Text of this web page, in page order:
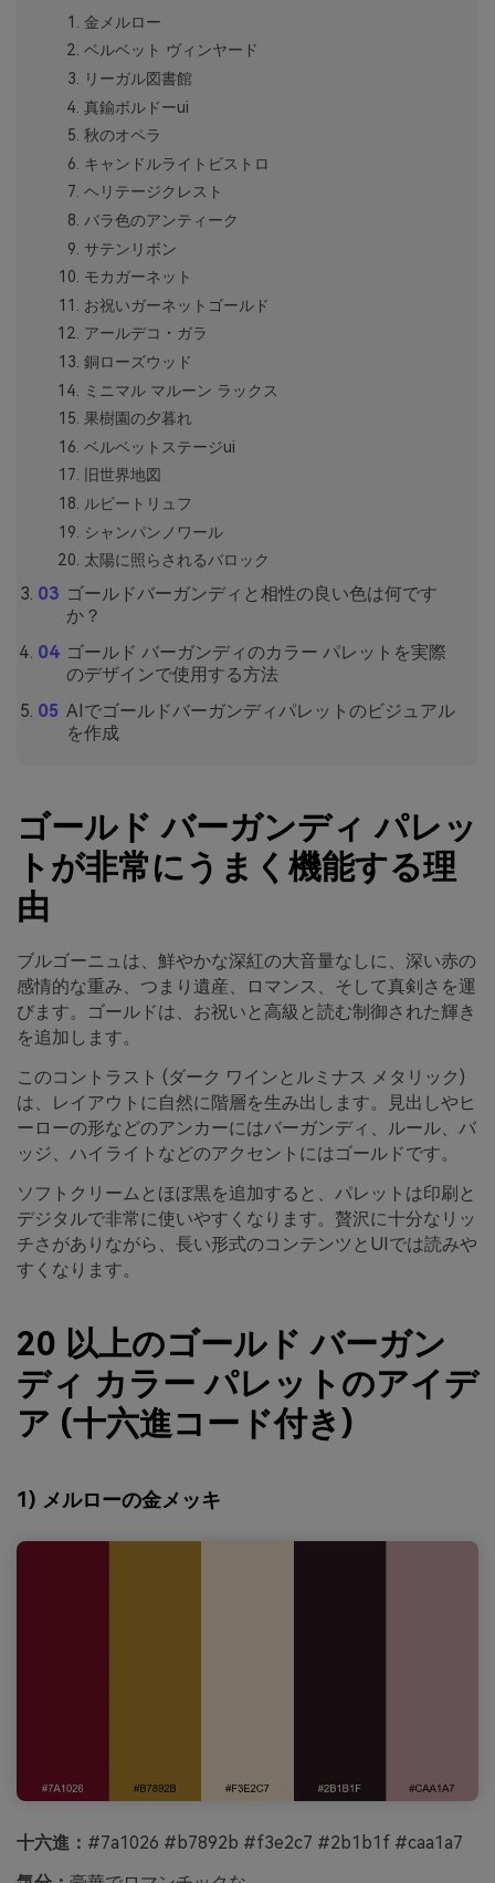
金メルロー
ベルベット ヴィンヤード
リーガル図書館
真鍮ボルドーui
秋のオペラ
キャンドルライトビストロ
ヘリテージクレスト
バラ色のアンティーク
サテンリボン
モカガーネット
お祝いガーネットゴールド
アールデコ・ガラ
銅ローズウッド
ミニマル マルーン ラックス
果樹園の夕暮れ
ベルベットステージui
旧世界地図
ルビートリュフ
シャンパンノワール
太陽に照らされるバロック
ゴールドバーガンディと相性の良い色は何です
か？
ゴールド バーガンディのカラー パレットを実際
のデザインで使用する方法
AIでゴールドバーガンディパレットのビジュアル
を作成
ゴールド バーガンディ パレッ
トが非常にうまく機能する理
由
ブルゴーニュは、鮮やかな深紅の大音量なしに、深い赤の
感情的な重み、つまり遺産、ロマンス、そして真剣さを運
びます。ゴールドは、お祝いと高級と読む制御された輝き
を追加します。
このコントラスト (ダーク ワインとルミナス メタリック)
は、レイアウトに自然に階層を生み出します。見出しやヒ
ーローの形などのアンカーにはバーガンディ、ルール、バ
ッジ、ハイライトなどのアクセントにはゴールドです。
ソフトクリームとほぼ黒を追加すると、パレットは印刷と
デジタルで非常に使いやすくなります。贅沢に十分なリッ
チさがありながら、長い形式のコンテンツとUIでは読みや
すくなります。
20 以上のゴールド バーガン
ディ カラー パレットのアイデ
ア (十六進コード付き)
1) メルローの金メッキ
十六進： #7a1026 #b7892b #f3e2c7 #2b1b1f #caa1a7